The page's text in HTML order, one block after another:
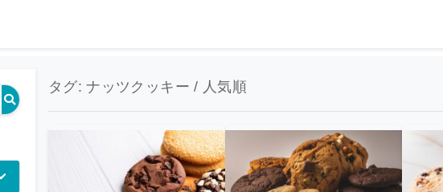
タグ: ナッツクッキー / 人気順